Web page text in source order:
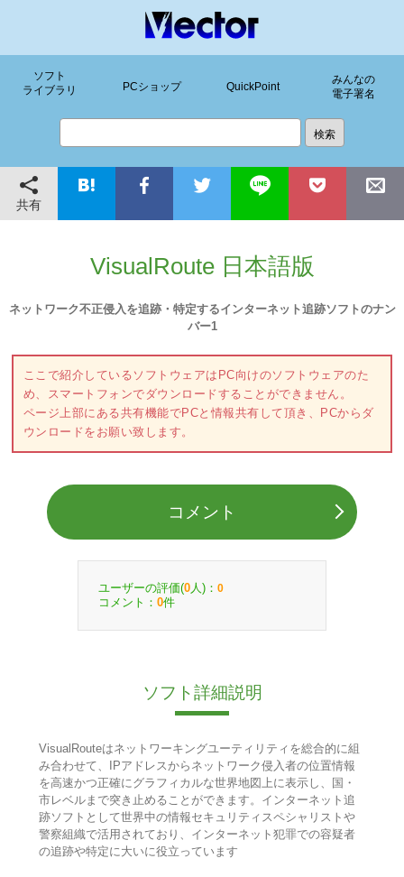
ソフト
ライブラリ
PCショップ QuickPoint
みんなの
電子署名
共有
VisualRoute 日本語版
ネットワーク不正侵入を追跡・特定するインターネット追跡ソフトのナン
バー1
ここで紹介しているソフトウェアはPC向けのソフトウェアのた
め、スマートフォンでダウンロードすることができません。
ページ上部にある共有機能でPCと情報共有して頂き、PCからダ
ウンロードをお願い致します。
コメント
ユーザーの評価(0 人)： 0
コメント： 0件
ソフト詳細説明
VisualRouteはネットワーキングユーティリティを総合的に組
み合わせて、IPアドレスからネットワーク侵入者の位置情報
を高速かつ正確にグラフィカルな世界地図上に表示し、国・
市レベルまで突き止めることができます。インターネット追
跡ソフトとして世界中の情報セキュリティスペシャリストや
警察組織で活用されており、インターネット犯罪での容疑者
の追跡や特定に大いに役立っています